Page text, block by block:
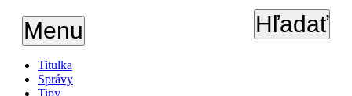
Menu Hľadať
Titulka
Správy
Tipy